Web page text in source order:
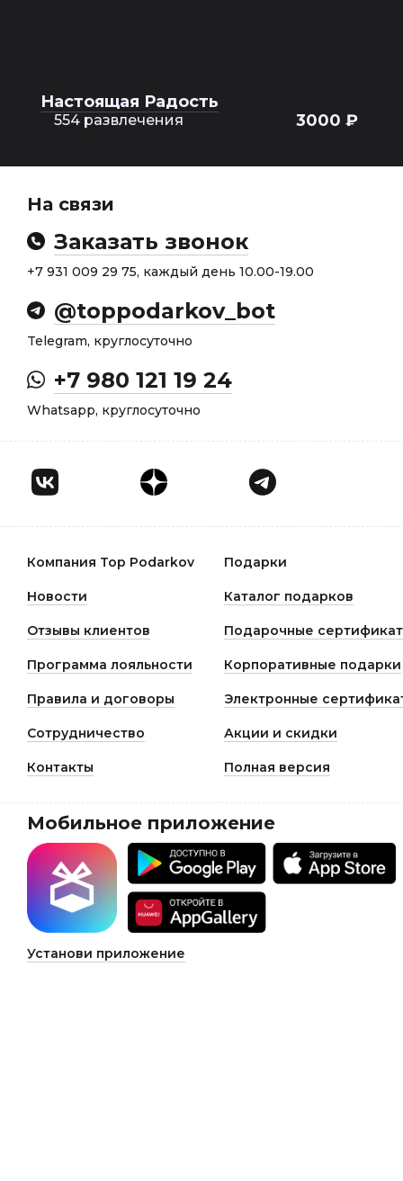
Настоящая Радость
554 развлечения 3000 ₽
На связи
Заказать звонок
+7 931 009 29 75, каждый день 10.00-19.00
@toppodarkov_bot
Telegram, круглосуточно
+7 980 121 19 24
Whatsapp, круглосуточно
Компания Top Podarkov Подарки
Новости Каталог подарков
Отзывы клиентов Подарочные
Программа лояльности Корпоративные подарки
Правила и договоры Электронные
Сотрудничество Акции и скидки
Контакты Полная версия
Мобильное приложение
Установи приложение